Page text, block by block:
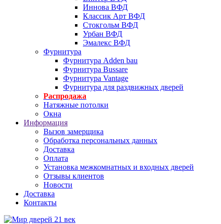
Иннова ВФД
Классик Арт ВФД
Стокгольм ВФД
Урбан ВФД
Эмалекс ВФД
Фурнитура
Фурнитура Adden bau
Фурнитура Bussare
Фурнитура Vantage
Фурнитура для раздвижных дверей
Распродажа
Натяжные потолки
Окна
Информация
Вызов замерщика
Обработка персональных данных
Доставка
Оплата
Установка межкомнатных и входных дверей
Отзывы клиентов
Новости
Доставка
Контакты